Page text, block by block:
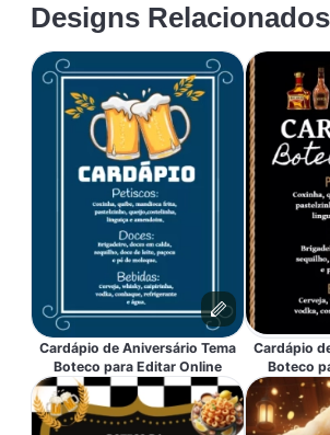
Designs Relacionados
Cardápio de Aniversário Tema
Boteco para Editar Online
Cardápio
Boteco